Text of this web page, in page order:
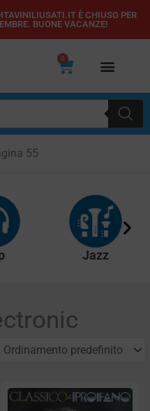
È CHIUSO PER
BUONE VACANZE!
0
Carrello
55
Jazz
PaginaPagina